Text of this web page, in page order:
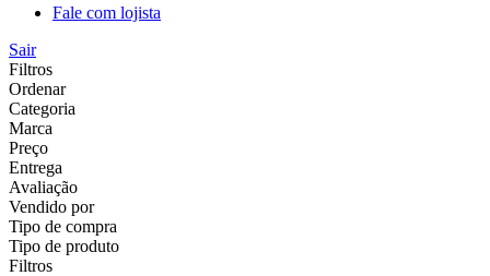
Fale com lojista
Sair
Filtros
Ordenar
Categoria
Marca
Preço
Entrega
Avaliação
Vendido por
Tipo de compra
Tipo de produto
Filtros